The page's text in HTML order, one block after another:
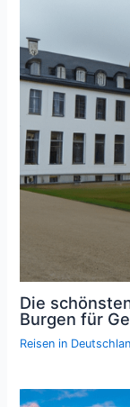
Die
Burgen für
Reisen in